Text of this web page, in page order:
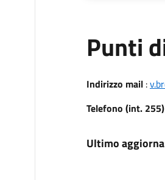
Punti
Indirizzo mail:
Telefono (int. 255)
Ultimo